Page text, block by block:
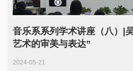
音乐系系列学术讲座（八）
艺术的审美与表达”
2024-05-21